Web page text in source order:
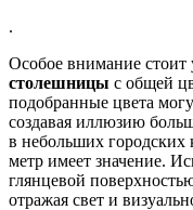
.
Особое внимание стоит
столешницы с общей
подобранные цвета
создавая иллюзию
в небольших городских
метр имеет значение.
глянцевой
отражая свет и